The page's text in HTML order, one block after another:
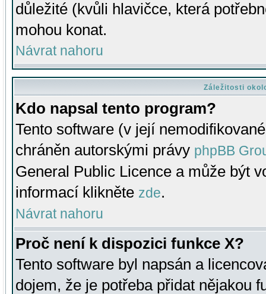
důležité (kvůli hlavičce, která
mohou konat.
Návrat nahoru
Záležitosti
Kdo napsal tento program?
Tento software (v její
chráněn autorskými právy phpBB
General Public Licence a může být
informací klikněte zde.
Návrat nahoru
Proč není k dispozici funkce X?
Tento software byl napsán a
dojem, že je potřeba přidat nějakou